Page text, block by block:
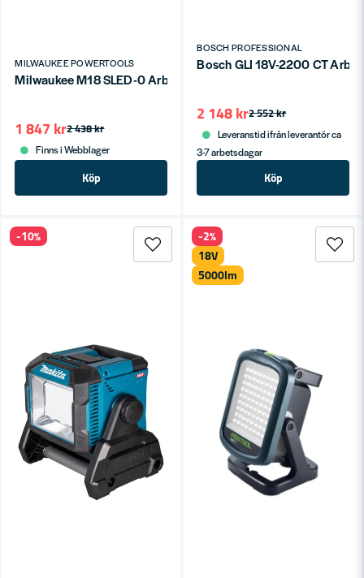
MILWAUKEE POWERTOOLS
Milwaukee M18 SLED-0 Arbetslampa 18v 1250 lumens (Utan
2 438 kr
1 847 kr
Finns i Webblager
Köp
BOSCH PROFESSIONAL
Bosch GLI 18V-2200 CT
2 552 kr
2 148 kr
Leveranstid ifrån leverantör ca
3-7 arbetsdagar
Köp
-10%
-2%
18V
5000lm